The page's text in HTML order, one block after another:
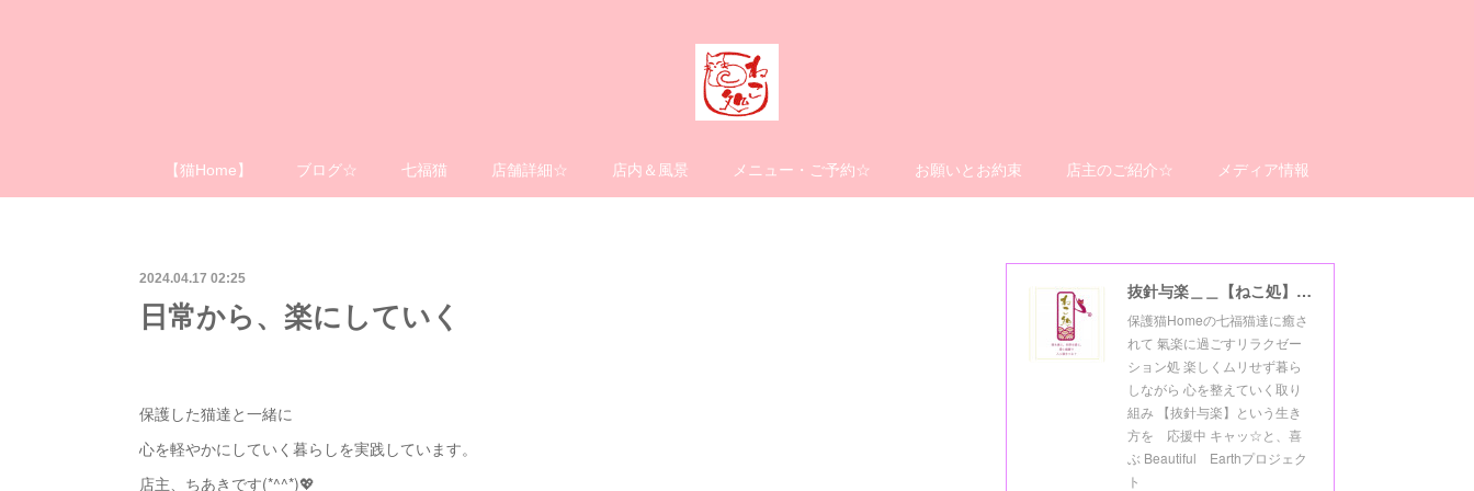
【猫Home】 ブログ☆ 七福猫 店舗詳細☆ 店内＆風景 メニュー・ご予約☆ お願いとお約束 店主のご紹介☆ メディア情報
2024.04.17 02:25
日常から、楽にしていく
保護した猫達と一緒に
心を軽やかにしていく暮らしを実践しています。
店主、ちあきです(*^^*)💖
抜針与楽＿＿【ねこ処】＿＿猫楽ゼーションHome☆
保護猫Homeの七福猫達に癒さ
れて 氣楽に過ごすリラクゼー
ション処 楽しくムリせず暮ら
しながら 心を整えていく取り
組み 【抜針与楽】という生き
方を 応援中 キャッ☆と、喜
ぶ Beautiful Earthプロジェク
ト